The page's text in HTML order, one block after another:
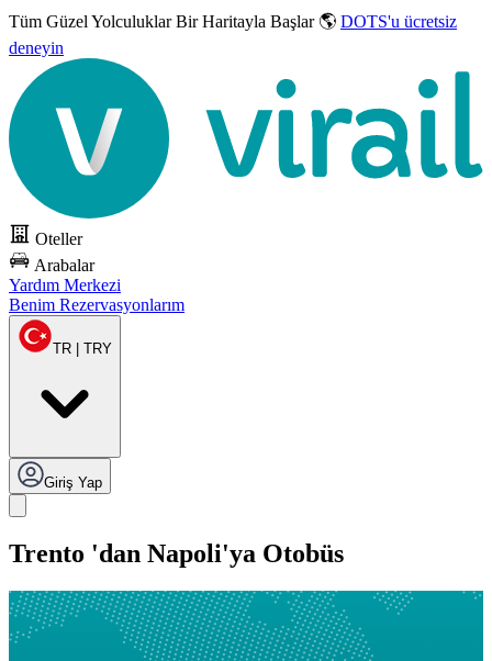
Tüm Güzel YolculuklarBir Haritayla Başlar 🌎 DOTS'u ücretsiz
deneyin
Oteller
Arabalar
Yardım Merkezi
Benim Rezervasyonlarım
TR | TRY
Giriş Yap
Trento 'dan Napoli'ya Otobüs